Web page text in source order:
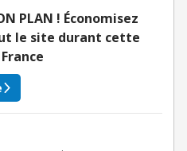
PLAN ! Économisez
le site durant cette